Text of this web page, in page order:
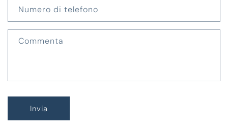
Numero di telefono
Commenta
Invia